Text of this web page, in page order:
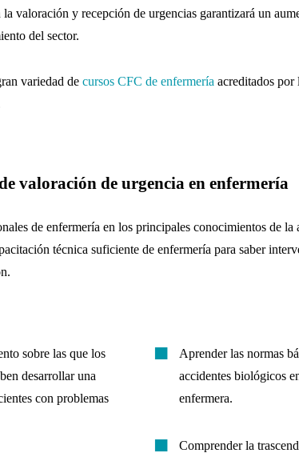
valoración y recepción de urgencias garantizará un
del sector.
variedad de cursos CFC de enfermería acreditados
valoración de urgencia en enfermería
de enfermería en los principales conocimientos de la
técnica suficiente de enfermería para saber
sobre las que los
desarrollar una
con problemas
Aprender las normas
accidentes biológicos
enfermera.
Comprender la